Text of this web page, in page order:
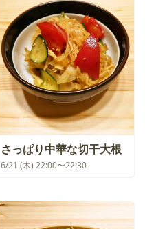
さっぱり中華な切干大根
6/21 (木) 22:00〜22:30